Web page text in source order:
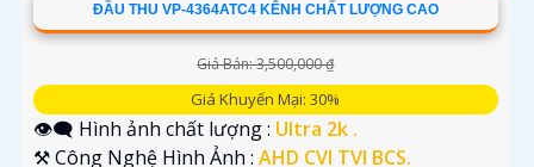
ĐẦU THU VP-4364ATC4 KÊNH CHẤT LƯỢNG CAO
Giá Bán: 3,500,000 ₫
Giá Khuyến Mại: 30%
👁️‍🗨 Hình ảnh chất lượng : Ultra 2k .
⚒ Công Nghệ Hình Ảnh : AHD CVI TVI BCS.